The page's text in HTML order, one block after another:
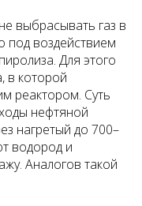
выбрасывать газ в
под воздействием
Для этого
в которой
реактором. Суть
нефтяной
нагретый до 700–
водород и
Аналогов такой